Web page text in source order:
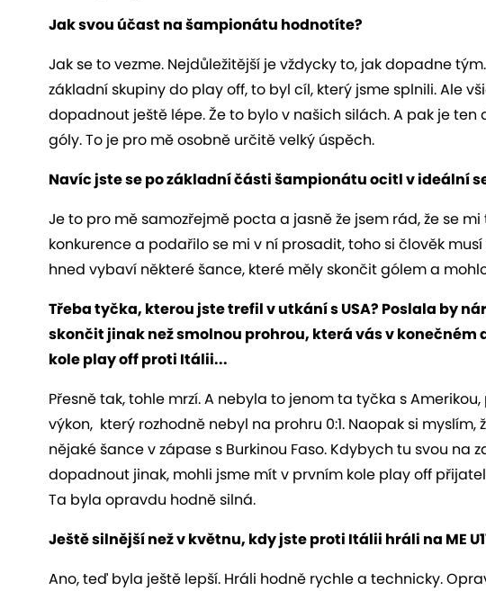
Jak svou účast na šampionátu hodnotíte?
Jak se to vezme. Nejdůležitější je vždycky to, jak dopadne
základní skupiny do play off, to byl cíl, který jsme splnili. Ale
dopadnout ještě lépe. Že to bylo v našich silách. A pak je ten
góly. To je pro mě osobně určitě velký úspěch.
Navíc jste se po základní části šampionátu ocitl v ideální
Je to pro mě samozřejmě pocta a jasně že jsem rád, že se
konkurence a podařilo se mi v ní prosadit, toho si člověk
hned vybaví některé šance, které měly skončit gólem a
Třeba tyčka, kterou jste trefil v utkání s USA? Poslala by
skončit jinak než smolnou prohrou, která vás v
kole play off proti Itálii...
Přesně tak, tohle mrzí. A nebyla to jenom ta tyčka s
výkon, který rozhodně nebyl na prohru 0:1. Naopak si
nějaké šance v zápase s Burkinou Faso. Kdybych tu svou
dopadnout jinak, mohli jsme mít v prvním kole play off
Ta byla opravdu hodně silná.
Ještě silnější než v květnu, kdy jste proti Itálii hráli na ME
Ano, teď byla ještě lepší. Hráli hodně rychle a technicky.